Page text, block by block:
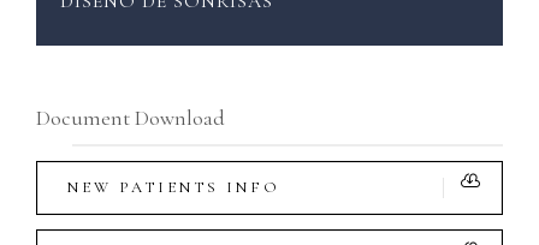
Document Download
NEW PATIENTS INFO